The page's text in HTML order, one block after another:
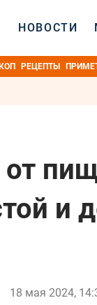
НОВОСТИ
РЕЦЕПТЫ
от
и
18 мая 2024,